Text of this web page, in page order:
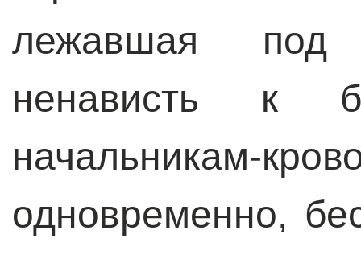
лежавшая под
ненависть к
одновременно,